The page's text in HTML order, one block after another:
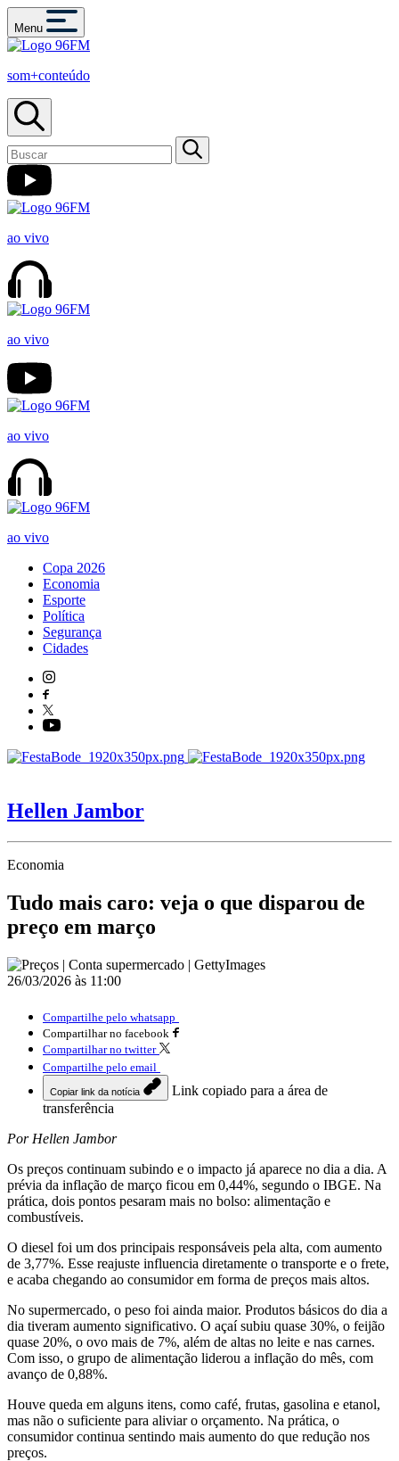
Menu
som+conteúdo
ao vivo
ao vivo
ao vivo
ao vivo
Copa 2026
Economia
Esporte
Política
Segurança
Cidades
Hellen Jambor
Economia
Tudo mais caro: veja o que disparou de
preço em março
26/03/2026 às 11:00
Compartilhe pelo whatsapp
Compartilhar no facebook
Compartilhar no twitter
Compartilhe pelo email
Copiar link da notícia
Link copiado para a área de
transferência
Por Hellen Jambor
Os preços continuam subindo e o impacto já aparece no dia a dia. A
prévia da inflação de março ficou em 0,44%, segundo o IBGE. Na
prática, dois pontos pesaram mais no bolso: alimentação e
combustíveis.
O diesel foi um dos principais responsáveis pela alta, com aumento
de 3,77%. Esse reajuste influencia diretamente o transporte e o frete,
e acaba chegando ao consumidor em forma de preços mais altos.
No supermercado, o peso foi ainda maior. Produtos básicos do dia a
dia tiveram aumento significativo. O açaí subiu quase 30%, o feijão
quase 20%, o ovo mais de 7%, além de altas no leite e nas carnes.
Com isso, o grupo de alimentação liderou a inflação do mês, com
avanço de 0,88%.
Houve queda em alguns itens, como café, frutas, gasolina e etanol,
mas não o suficiente para aliviar o orçamento. Na prática, o
consumidor continua sentindo mais aumento do que redução nos
preços.